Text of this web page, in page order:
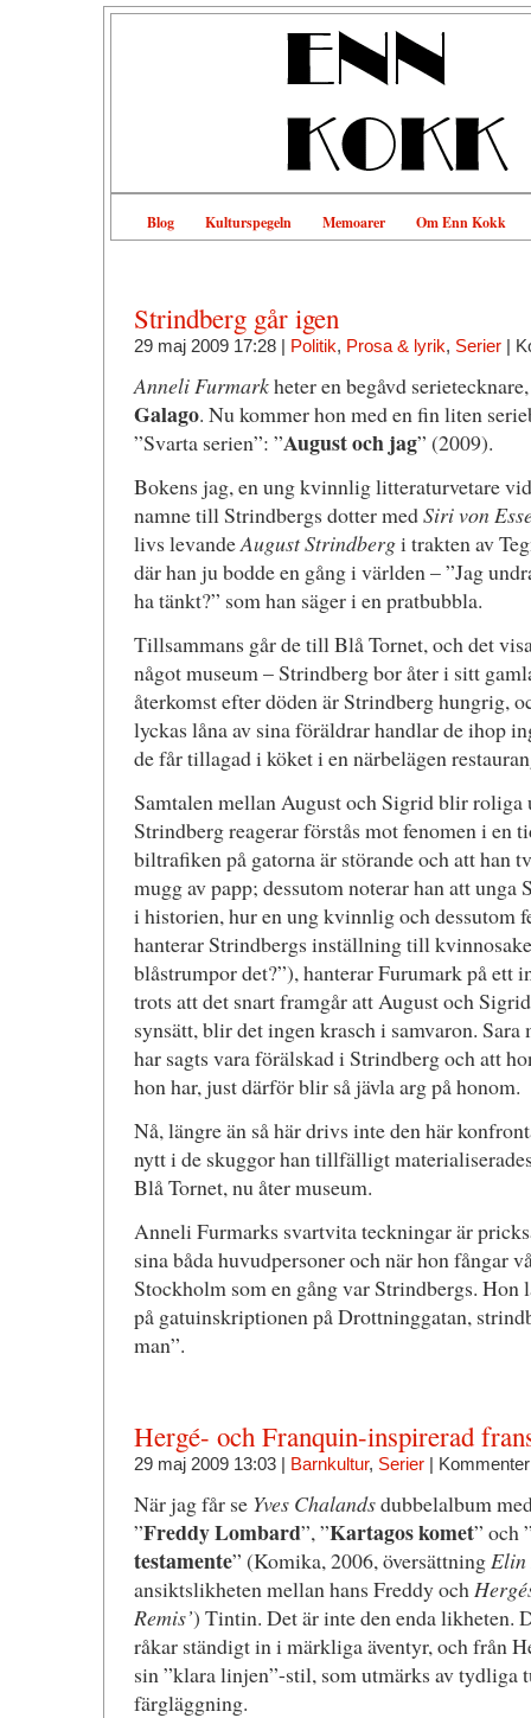
Blog Kulturspegeln Memoarer Om Enn Kokk
Strindberg går igen
29 maj 2009 17:28 | Politik, Prosa & lyrik, Serier|
Anneli Furmarkheter en begåvd
Galago. Nu kommer hon med en fin liten
”Svarta serien”: ”August och jag” (2009).
Bokens jag, en ung kvinnlig litteraturvetare
namne till Strindbergs dotter medSiri von
livs levandeAugust Strindbergi trakten av
där han ju bodde en gång i världen – ”Jag
ha tänkt?” som han säger i en pratbubbla.
Tillsammans går de till Blå Tornet, och det
något museum – Strindberg bor åter i sitt
återkomst efter döden är Strindberg hungrig,
lyckas låna av sina föräldrar handlar de ihop
de får tillagad i köket i en närbelägen
Samtalen mellan August och Sigrid blir roliga
Strindberg reagerar förstås mot fenomen i en
biltrafiken på gatorna är störande och att han
mugg av papp; dessutom noterar han att
i historien, hur en ung kvinnlig och dessutom
hanterar Strindbergs inställning till
blåstrumpor det?”), hanterar Furumark på ett
trots att det snart framgår att August och
synsätt, blir det ingen krasch i samvaron. Sara
har sagts vara förälskad i Strindberg och att
hon har, just därför blir så jävla arg på honom.
Nå, längre än så här drivs inte den här
nytt i de skuggor han tillfälligt
Blå Tornet, nu åter museum.
Anneli Furmarks svartvita teckningar är
sina båda huvudpersoner och när hon fångar
Stockholm som en gång var Strindbergs.
på gatuinskriptionen på Drottninggatan,
man”.
Hergé- och Franquin-inspirerad
29 maj 2009 13:03 | Barnkultur, Serier|
När jag får se Yves Chalandsdubbelalbum
”Freddy Lombard”, ”Kartagos komet” och
testamente” (Komika, 2006, översättningElin
ansiktslikheten mellan hans Freddy och
Remis’) Tintin. Det är inte den enda likheten.
råkar ständigt in i märkliga äventyr, och från
sin ”klara linjen”-stil, som utmärks av tydliga
färgläggning.